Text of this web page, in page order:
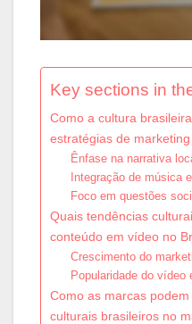
Key sections in
Como a cultura
estratégias de
Ênfase na narrativa
Integração de música
Foco em questões
Quais tendências
conteúdo em vídeo no
Crescimento do
Popularidade do vídeo
Como as marcas
culturais brasileiros no